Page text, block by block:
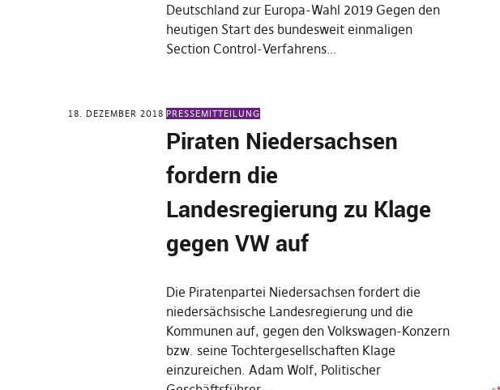
Deutschland zur Europa-Wahl 2019 Gegen den
heutigen Start des bundesweit einmaligen
Section Control-Verfahrens…
18. DEZEMBER 2018 PRESSEMITTEILUNG
Piraten Niedersachsen
fordern die
Landesregierung zu Klage
gegen VW auf
Die Piratenpartei Niedersachsen fordert die
niedersächsische Landesregierung und die
Kommunen auf, gegen den Volkswagen-Konzern
bzw. seine Tochtergesellschaften Klage
einzureichen. Adam Wolf, Politischer